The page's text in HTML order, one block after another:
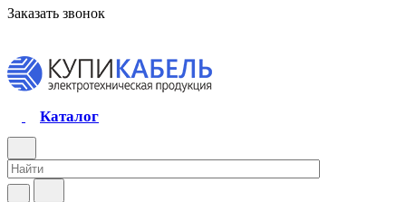
Заказать звонок
Каталог